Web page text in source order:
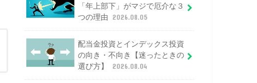
「年上部下」がマジで厄介な３
つの理由
2026.08.05
配当金投資とインデックス投資
の向き・不向き【迷ったときの
選び方】
2026.08.04